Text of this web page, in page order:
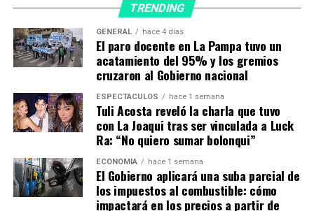
la familia, a la que Rossi «ni siquiera prestó atención a lo
que decían los testigos».
«Tenían todo para condenar a Pachelo, pero no solo no
lo condenaron por el homicidio sino que, además, le
dieron una pena ridícula por los robos; esto fue un asco.
«Esto (por la absolución) pasa porque hay jueces que no
son dignos de la investidura que tienen. No tienen
huevos para ir contra la corporación de (el fiscal Diego)
Molina Pico en adelante, de todos los jueces que nos
hicieron responsables de esta barbaridad y que, después,
no tuvieron los huevos para arrepentirse y decir ‘nos
TRENDING
GENERAL hace 4 días
El paro docente en La Pampa tuvo un
acatamiento del 95% y los gremios
cruzaron al Gobierno nacional
ESPECTÁCULOS hace 1 semana
Tuli Acosta reveló la charla que tuvo
con La Joaqui tras ser vinculada a Luck
Ra: “No quiero sumar bolonqui”
ECONOMÍA hace 1 semana
El Gobierno aplicará una suba parcial de
los impuestos al combustible: cómo
impactará en los precios a partir de